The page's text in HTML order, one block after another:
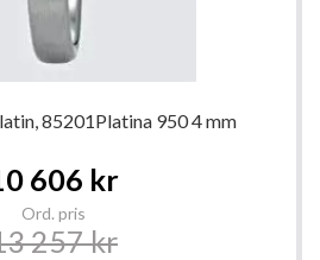
85201Platina 950 4 mm
606 kr
Ord. pris
257 kr